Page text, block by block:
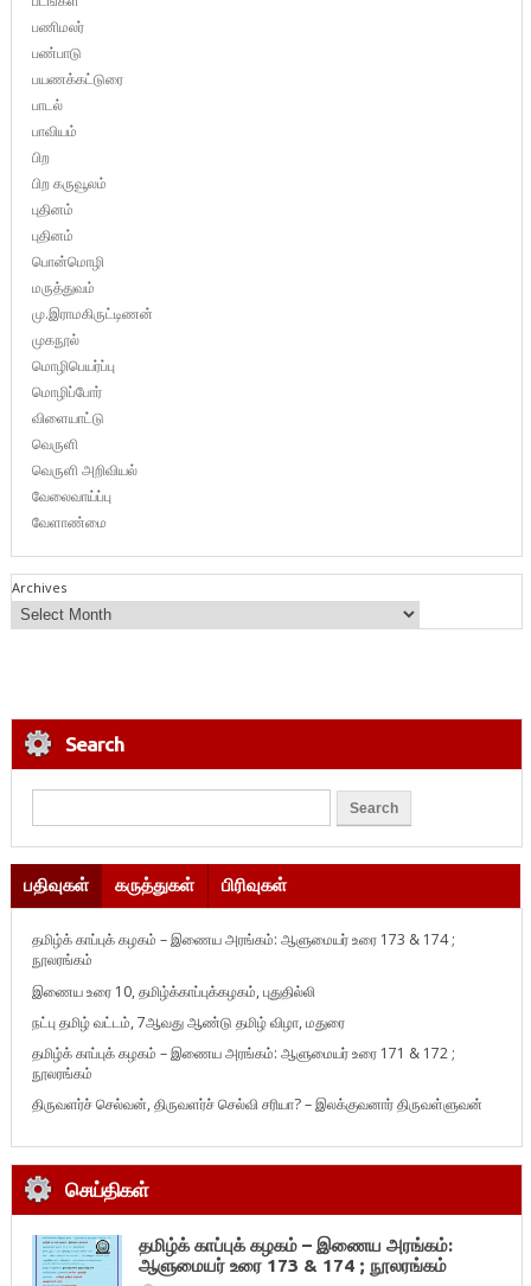
பணிமலர்
பண்பாடு
பயணக்கட்டுரை
பாடல்
பாவியம்
பிற
பிற கருவூலம்
புதினம்
புதினம்
பொன்மொழி
மருத்துவம்
மு.இராமகிருட்டிணன்
முகநூல்
மொழிபெயர்ப்பு
மொழிப்போர்
விளையாட்டு
வெருளி
வெருளி அறிவியல்
வேலைவாய்ப்பு
வேளாண்மை
Archives
Search
பதிவுகள் கருத்துகள் பிரிவுகள்
தமிழ்க் காப்புக் கழகம் – இணைய அரங்கம்: ஆளுமையர் உரை 173 & 174 ;
நூலரங்கம்
இணைய உரை 10, தமிழ்க்காப்புக்கழகம், புதுதில்லி
நட்பு தமிழ் வட்டம், 7ஆவது ஆண்டு தமிழ் விழா, மதுரை
தமிழ்க் காப்புக் கழகம் – இணைய அரங்கம்: ஆளுமையர் உரை 171 & 172 ;
நூலரங்கம்
திருவளர்ச் செல்வன், திருவளர்ச் செல்வி சரியா? – இலக்குவனார் திருவள்ளுவன்
செய்திகள்
தமிழ்க் காப்புக் கழகம் – இணைய அரங்கம்:
ஆளுமையர் உரை 173 & 174 ; நூலரங்கம்